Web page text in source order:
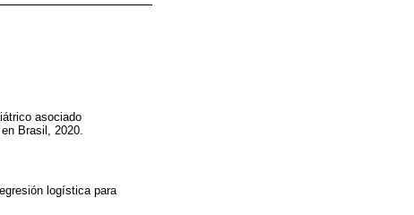
asociado
Brasil, 2020.
logística para